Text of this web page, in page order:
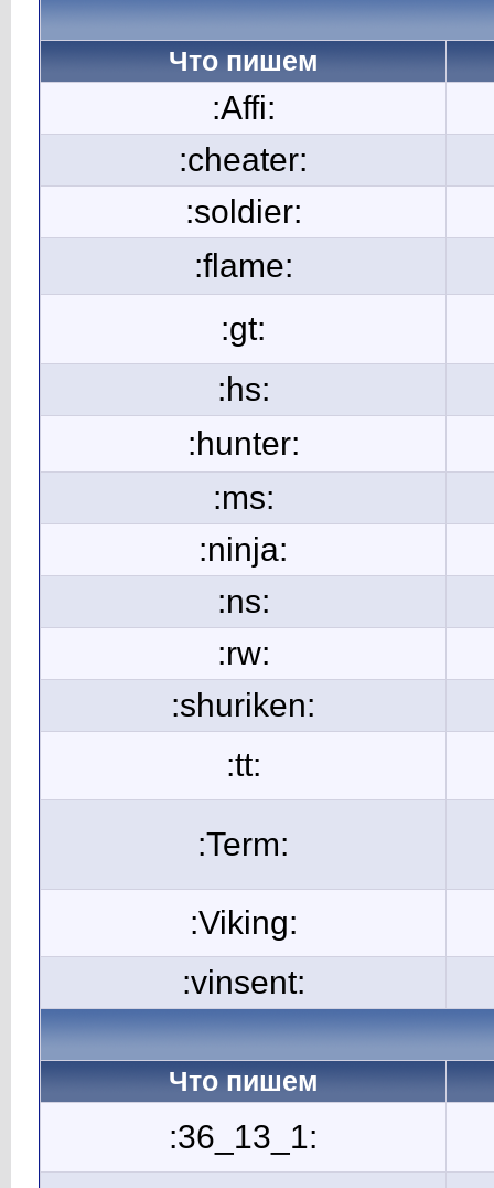
Что пишем
:Affi:
:cheater:
:soldier:
:flame:
:gt:
:hs:
:hunter:
:ms:
:ninja:
:ns:
:rw:
:shuriken:
:tt:
:Term:
:Viking:
:vinsent:
Что пишем
:36_13_1: